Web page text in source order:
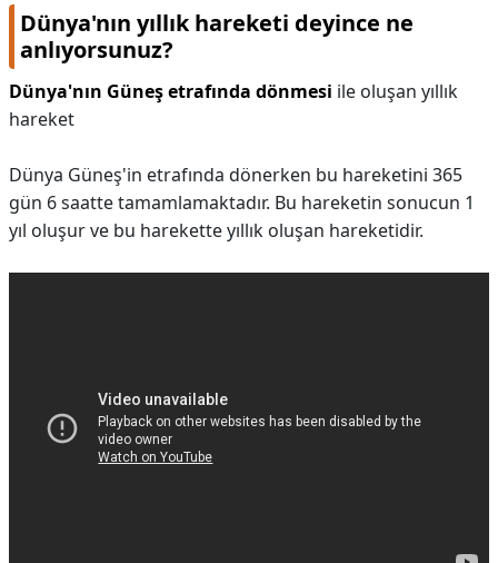
Dünya'nın yıllık hareketi deyince ne
anlıyorsunuz?
Dünya'nın Güneş etrafında dönmesi ile oluşan yıllık
hareket
Dünya Güneş'in etrafında dönerken bu hareketini 365
gün 6 saatte tamamlamaktadır. Bu hareketin sonucun 1
yıl oluşur ve bu harekette yıllık oluşan hareketidir.